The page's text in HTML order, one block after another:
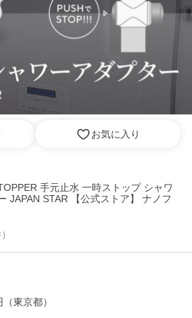
お気に入り
手元止水 一時ストップ シャワ
JAPAN STAR 【公式ストア】 ナノフ
）
（東京都）